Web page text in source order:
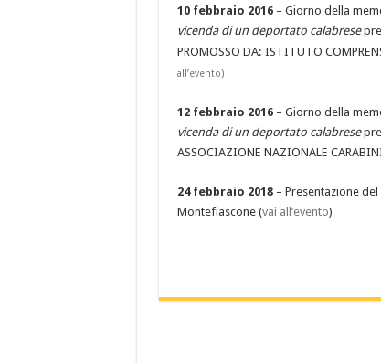
10 febbraio 2016– Giorno della
vicenda di un deportato calabrese
PROMOSSO DA: ISTITUTO
all’evento)
12 febbraio 2016– Giorno della
vicenda di un deportato calabrese
ASSOCIAZIONE NAZIONALE
24 febbraio 2018– Presentazione
Montefiascone (vai all’evento)